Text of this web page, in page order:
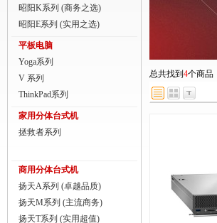
家用一体台式机
ThinkPad
ThinkStation工作站
联想服务器
昭阳K系列 (商务之选)
昭阳E系列 (实用之选)
平板电脑
Yoga系列
V 系列
ThinkPad系列
家用分体台式机
拯救者系列
商用分体台式机
扬天A系列 (卓越品质)
扬天M系列 (主流商务)
扬天T系列 (实用超值)
总共找到 4个商品